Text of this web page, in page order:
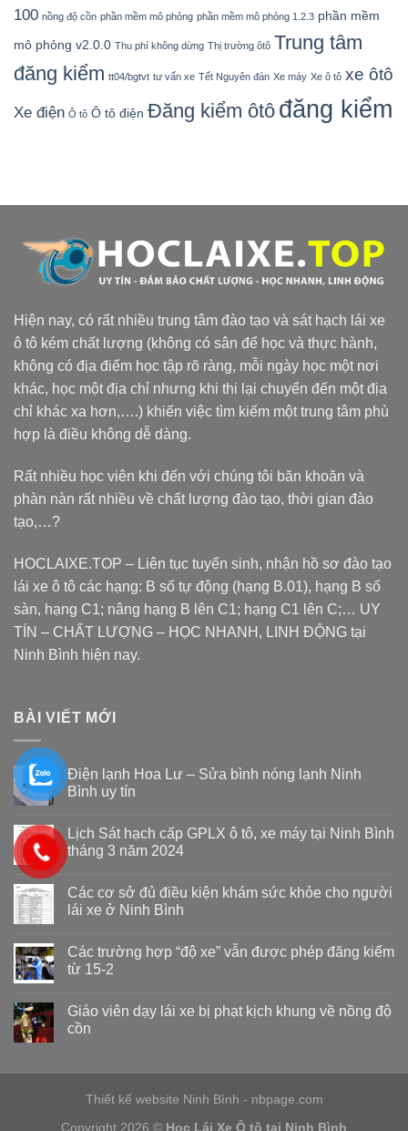
100 nồng độ cồn phần mềm mô phỏng phần mềm mô phỏng 1.2.3 phần mềm
mô phỏng v2.0.0 Thu phí không dừng Thị trường ôtô Trung tâm
đăng kiểm tt04/bgtvt tư vấn xe Tết Nguyên đán Xe máy Xe ô tô xe ôtô
Xe điện Ô tô Ô tô điện Đăng kiểm ôtô đăng kiểm
Hiện nay, có rất nhiều trung tâm đào tạo và sát hạch lái xe
ô tô kém chất lượng (không có sân để học và thực hành,
không có địa điểm học tập rõ ràng, mỗi ngày học một nơi
khác, học một địa chỉ nhưng khi thi lại chuyển đến một địa
chỉ khác xa hơn,….) khiến việc tìm kiếm một trung tâm phù
hợp là điều không dễ dàng.
Rất nhiều học viên khi đến với chúng tôi băn khoăn và
phàn nàn rất nhiều về chất lượng đào tạo, thời gian đào
tạo,…?
HOCLAIXE.TOP – Liên tục tuyển sinh, nhận hồ sơ đào tạo
lái xe ô tô các hạng: B số tự động (hạng B.01), hạng B số
sàn, hạng C1; nâng hạng B lên C1; hạng C1 lên C;… UY
TÍN – CHẤT LƯỢNG – HỌC NHANH, LINH ĐỘNG tại
Ninh Bình hiện nay.
BÀI VIẾT MỚI
Điện lạnh Hoa Lư – Sửa bình nóng lạnh Ninh
Bình uy tín
Lịch Sát hạch cấp GPLX ô tô, xe máy tại Ninh Bình
tháng 3 năm 2024
Các cơ sở đủ điều kiện khám sức khỏe cho người
lái xe ở Ninh Bình
Các trường hợp “độ xe” vẫn được phép đăng kiểm
từ 15-2
Giáo viên dạy lái xe bị phạt kịch khung về nồng độ
cồn
Thiết kế website Ninh Bình - nbpage.com
Copyright 2026 © Học Lái Xe Ô tô tại Ninh Bình